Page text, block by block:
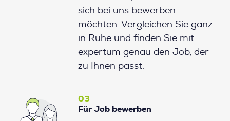
sich bei uns bewerben
möchten. Vergleichen Sie ganz
in Ruhe und finden Sie mit
expertum genau den Job, der
zu Ihnen passt.
03
Für Job bewerben